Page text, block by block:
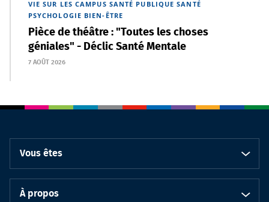
VIE SUR LES CAMPUS SANTÉ PUBLIQUE SANTÉ
PSYCHOLOGIE BIEN-ÊTRE
Pièce de théâtre : "Toutes les choses
géniales" - Déclic Santé Mentale
7 AOÛT 2026
Vous êtes
À propos